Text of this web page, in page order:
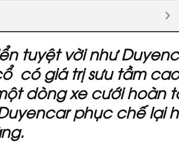
tuyệt vời như
có giá trị sưu tầm
dòng xe cưới hoàn
phục chế lại